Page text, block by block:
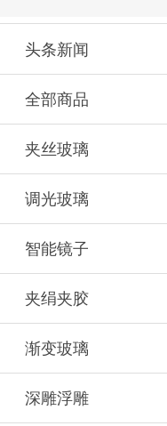
头条新闻
全部商品
夹丝玻璃
调光玻璃
智能镜子
夹绢夹胶
渐变玻璃
深雕浮雕